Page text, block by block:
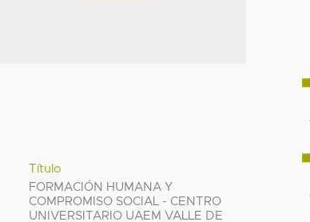
Título
FORMACIÓN HUMANA Y
COMPROMISO SOCIAL - CENTRO
UNIVERSITARIO UAEM VALLE DE